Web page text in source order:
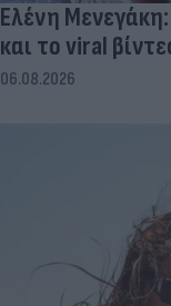
Ελένη
και το viral
06.08.2026